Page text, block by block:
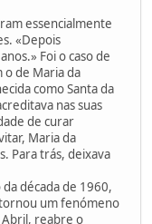
essencialmente
«Depois
Foi o caso de
o de Maria da
como Santa da
nas suas
de curar
Maria da
Para trás, deixava
década de 1960,
um fenómeno
Abril, reabre o